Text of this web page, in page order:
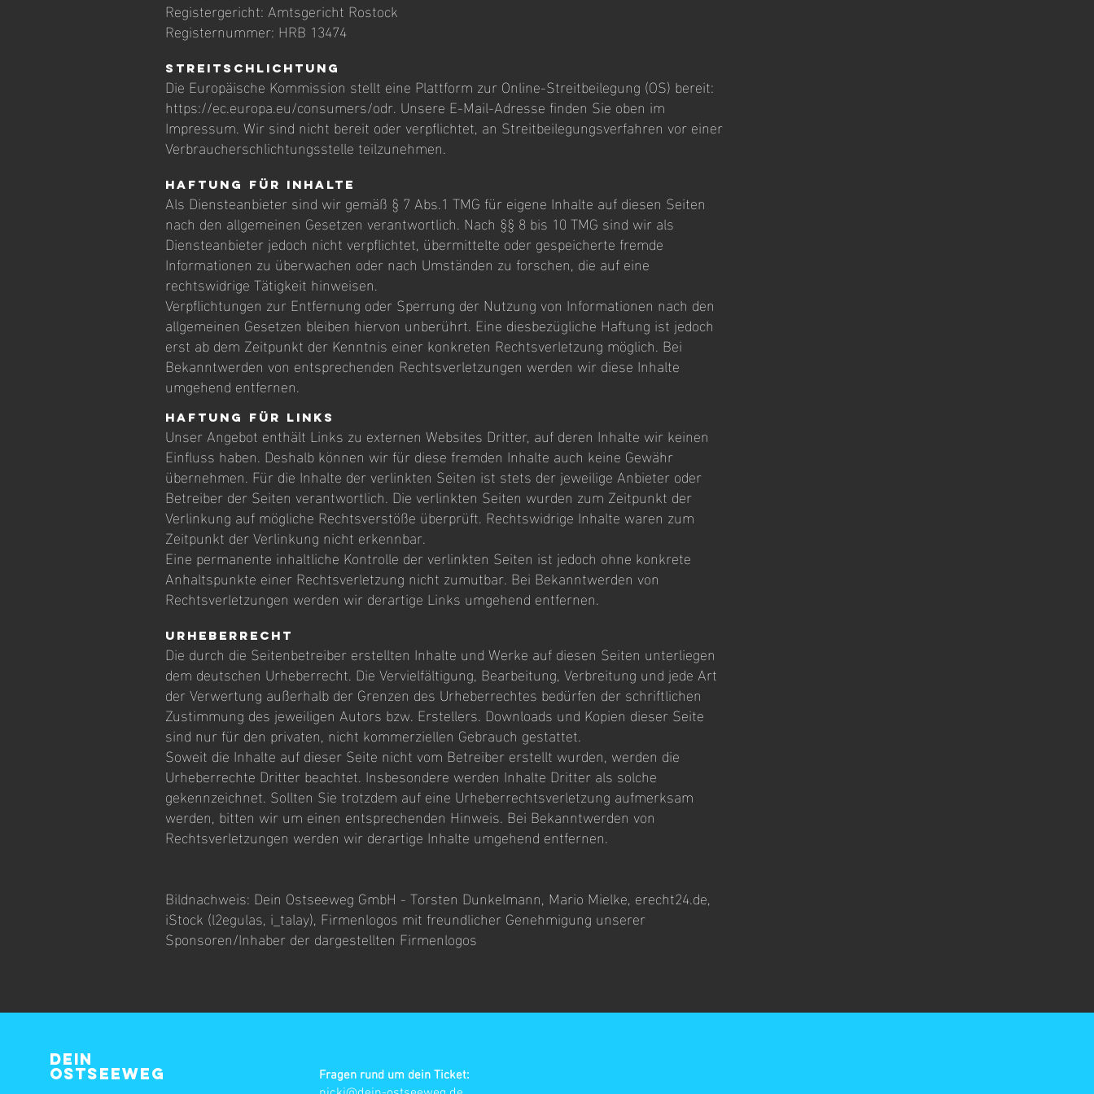
Registergericht: Amtsgericht Rostock
Registernummer: HRB 13474
Streitschlichtung
Die Europäische Kommission stellt eine Plattform zur Online-Streitbeilegung (OS) bereit:
https://ec.europa.eu/consumers/odr. Unsere E-Mail-Adresse finden Sie oben im
Impressum. Wir sind nicht bereit oder verpflichtet, an Streitbeilegungsverfahren vor einer
Verbraucherschlichtungsstelle teilzunehmen.
Haftung für Inhalte
Als Diensteanbieter sind wir gemäß § 7 Abs.1 TMG für eigene Inhalte auf diesen Seiten
nach den allgemeinen Gesetzen verantwortlich. Nach §§ 8 bis 10 TMG sind wir als
Diensteanbieter jedoch nicht verpflichtet, übermittelte oder gespeicherte fremde
Informationen zu überwachen oder nach Umständen zu forschen, die auf eine
rechtswidrige Tätigkeit hinweisen.
Verpflichtungen zur Entfernung oder Sperrung der Nutzung von Informationen nach den
allgemeinen Gesetzen bleiben hiervon unberührt. Eine diesbezügliche Haftung ist jedoch
erst ab dem Zeitpunkt der Kenntnis einer konkreten Rechtsverletzung möglich. Bei
Bekanntwerden von entsprechenden Rechtsverletzungen werden wir diese Inhalte
umgehend entfernen.
Haftung für Links
Unser Angebot enthält Links zu externen Websites Dritter, auf deren Inhalte wir keinen
Einfluss haben. Deshalb können wir für diese fremden Inhalte auch keine Gewähr
übernehmen. Für die Inhalte der verlinkten Seiten ist stets der jeweilige Anbieter oder
Betreiber der Seiten verantwortlich. Die verlinkten Seiten wurden zum Zeitpunkt der
Verlinkung auf mögliche Rechtsverstöße überprüft. Rechtswidrige Inhalte waren zum
Zeitpunkt der Verlinkung nicht erkennbar.
Eine permanente inhaltliche Kontrolle der verlinkten Seiten ist jedoch ohne konkrete
Anhaltspunkte einer Rechtsverletzung nicht zumutbar. Bei Bekanntwerden von
Rechtsverletzungen werden wir derartige Links umgehend entfernen.
Urheberrecht
Die durch die Seitenbetreiber erstellten Inhalte und Werke auf diesen Seiten unterliegen
dem deutschen Urheberrecht. Die Vervielfältigung, Bearbeitung, Verbreitung und jede Art
der Verwertung außerhalb der Grenzen des Urheberrechtes bedürfen der schriftlichen
Zustimmung des jeweiligen Autors bzw. Erstellers. Downloads und Kopien dieser Seite
sind nur für den privaten, nicht kommerziellen Gebrauch gestattet.
Soweit die Inhalte auf dieser Seite nicht vom Betreiber erstellt wurden, werden die
Urheberrechte Dritter beachtet. Insbesondere werden Inhalte Dritter als solche
gekennzeichnet. Sollten Sie trotzdem auf eine Urheberrechtsverletzung aufmerksam
werden, bitten wir um einen entsprechenden Hinweis. Bei Bekanntwerden von
Rechtsverletzungen werden wir derartige Inhalte umgehend entfernen.
Bildnachweis: Dein Ostseeweg GmbH - Torsten Dunkelmann, Mario Mielke, erecht24.de,
iStock (l2egulas, i_talay), Firmenlogos mit freundlicher Genehmigung unserer
Sponsoren/Inhaber der dargestellten Firmenlogos
Dein
Ostseeweg Fragen rund um dein Ticket: